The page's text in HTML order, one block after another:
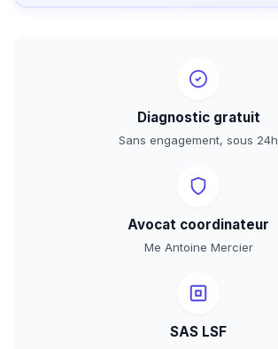
Diagnostic gratuit
Sans engagement, sous 24h
Avocat coordinateur
Me Antoine Mercier
SAS LSF